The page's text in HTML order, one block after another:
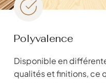
Polyvalence
Disponible en
qualités et finitions, ce